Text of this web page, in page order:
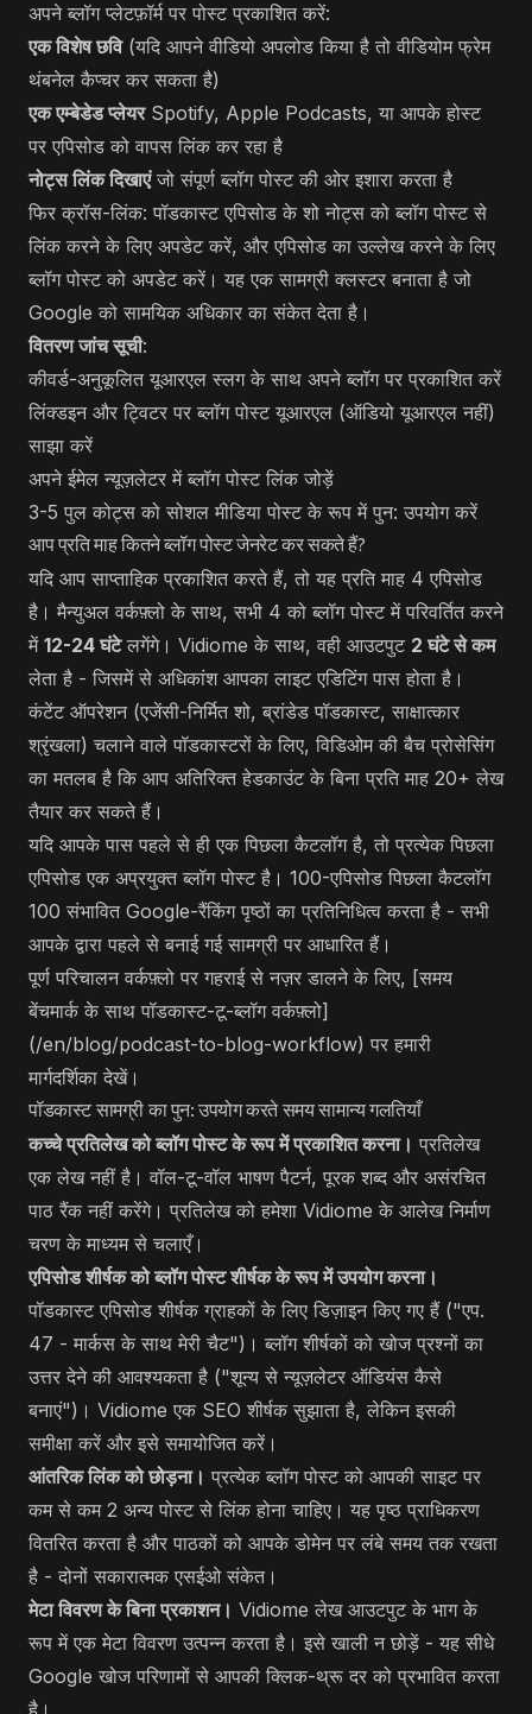
अपने ब्लॉग प्लेटफ़ॉर्म पर पोस्ट प्रकाशित करें:
एक विशेष छवि(यदि आपने वीडियो अपलोड किया है तो वीडियोम फ्रेम
थंबनेल कैप्चर कर सकता है)
एक एम्बेडेड प्लेयरSpotify, Apple Podcasts, या आपके होस्ट
पर एपिसोड को वापस लिंक कर रहा है
नोट्स लिंक दिखाएंजो संपूर्ण ब्लॉग पोस्ट की ओर इशारा करता है
फिर क्रॉस-लिंक: पॉडकास्ट एपिसोड के शो नोट्स को ब्लॉग पोस्ट से
लिंक करने के लिए अपडेट करें, और एपिसोड का उल्लेख करने के लिए
ब्लॉग पोस्ट को अपडेट करें। यह एक सामग्री क्लस्टर बनाता है जो
Google को सामयिक अधिकार का संकेत देता है।
वितरण जांच सूची:
कीवर्ड-अनुकूलित यूआरएल स्लग के साथ अपने ब्लॉग पर प्रकाशित करें
लिंक्डइन और ट्विटर पर ब्लॉग पोस्ट यूआरएल (ऑडियो यूआरएल नहीं)
साझा करें
अपने ईमेल न्यूज़लेटर में ब्लॉग पोस्ट लिंक जोड़ें
3-5 पुल कोट्स को सोशल मीडिया पोस्ट के रूप में पुन: उपयोग करें
आप प्रति माह कितने ब्लॉग पोस्ट जेनरेट कर सकते हैं?
यदि आप साप्ताहिक प्रकाशित करते हैं, तो यह प्रति माह 4 एपिसोड
है। मैन्युअल वर्कफ़्लो के साथ, सभी 4 को ब्लॉग पोस्ट में परिवर्तित करने
में 12-24 घंटेलगेंगे। Vidiome के साथ, वही आउटपुट 2 घंटे से कम
लेता है - जिसमें से अधिकांश आपका लाइट एडिटिंग पास होता है।
कंटेंट ऑपरेशन (एजेंसी-निर्मित शो, ब्रांडेड पॉडकास्ट, साक्षात्कार
श्रृंखला) चलाने वाले पॉडकास्टरों के लिए, विडिओम की बैच प्रोसेसिंग
का मतलब है कि आप अतिरिक्त हेडकाउंट के बिना प्रति माह 20+ लेख
तैयार कर सकते हैं।
यदि आपके पास पहले से ही एक पिछला कैटलॉग है, तो प्रत्येक पिछला
एपिसोड एक अप्रयुक्त ब्लॉग पोस्ट है। 100-एपिसोड पिछला कैटलॉग
100 संभावित Google-रैंकिंग पृष्ठों का प्रतिनिधित्व करता है - सभी
आपके द्वारा पहले से बनाई गई सामग्री पर आधारित हैं।
पूर्ण परिचालन वर्कफ़्लो पर गहराई से नज़र डालने के लिए, [समय
बेंचमार्क के साथ पॉडकास्ट-टू-ब्लॉग वर्कफ़्लो]
(/en/blog/podcast-to-blog-workflow) पर हमारी
मार्गदर्शिका देखें।
पॉडकास्ट सामग्री का पुन: उपयोग करते समय सामान्य गलतियाँ
कच्चे प्रतिलेख को ब्लॉग पोस्ट के रूप में प्रकाशित करना। प्रतिलेख
एक लेख नहीं है। वॉल-टू-वॉल भाषण पैटर्न, पूरक शब्द और असंरचित
पाठ रैंक नहीं करेंगे। प्रतिलेख को हमेशा Vidiome के आलेख निर्माण
चरण के माध्यम से चलाएँ।
एपिसोड शीर्षक को ब्लॉग पोस्ट शीर्षक के रूप में उपयोग करना।
पॉडकास्ट एपिसोड शीर्षक ग्राहकों के लिए डिज़ाइन किए गए हैं ("एप.
47 - मार्कस के साथ मेरी चैट")। ब्लॉग शीर्षकों को खोज प्रश्नों का
उत्तर देने की आवश्यकता है ("शून्य से न्यूज़लेटर ऑडियंस कैसे
बनाएं")। Vidiome एक SEO शीर्षक सुझाता है, लेकिन इसकी
समीक्षा करें और इसे समायोजित करें।
आंतरिक लिंक को छोड़ना। प्रत्येक ब्लॉग पोस्ट को आपकी साइट पर
कम से कम 2 अन्य पोस्ट से लिंक होना चाहिए। यह पृष्ठ प्राधिकरण
वितरित करता है और पाठकों को आपके डोमेन पर लंबे समय तक रखता
है - दोनों सकारात्मक एसईओ संकेत।
मेटा विवरण के बिना प्रकाशन। Vidiome लेख आउटपुट के भाग के
रूप में एक मेटा विवरण उत्पन्न करता है। इसे खाली न छोड़ें - यह सीधे
Google खोज परिणामों से आपकी क्लिक-थ्रू दर को प्रभावित करता
है।